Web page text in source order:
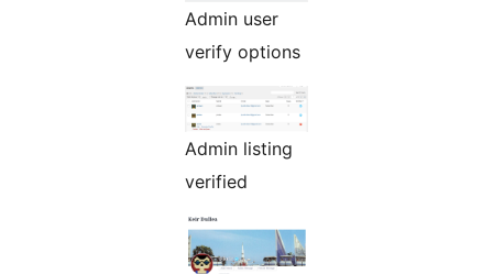
Admin user
verify options
Admin listing
verified